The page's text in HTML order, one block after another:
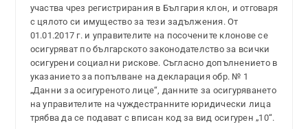
участва чрез регистрирания в България клон, и отговаря
с цялото си имущество за тези задължения. От
01.01.2017 г. и управителите на посочените клонове се
осигуряват по българското законодателство за всички
осигурени социални рискове. Съгласно допълнението в
указанието за попълване на декларация обр. № 1
„Данни за осигуреното лице“, данните за осигуряването
на управителите на чуждестранните юридически лица
трябва да се подават с вписан код за вид осигурен „10“.